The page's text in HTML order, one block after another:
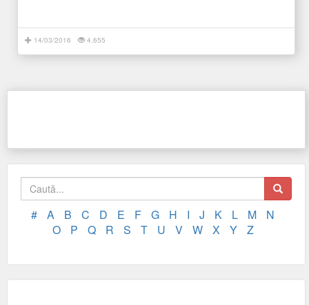
14/03/2016 4.655
# A B C D E F G H I J K L M
N
O
P Q R S T U V W X Y Z